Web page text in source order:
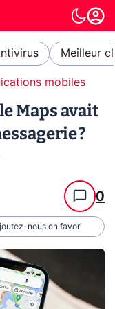
Meilleur
mobiles
Maps avait
?
0
nous en favori